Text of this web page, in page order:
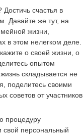
счастья в
Давайте же тут, на
жизни,
в этом нелегком деле.
о своей жизни, о
опытом
складывается не
поделитесь своими
советов от участников
процедуру
свой персональный